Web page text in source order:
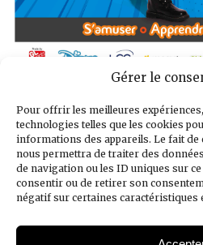
Gérer le
Pour offrir les meilleures
technologies telles que les cookies
informations des appareils. Le fait de
nous permettra de traiter des
de navigation ou les ID uniques sur
consentir ou de retirer son
négatif sur certaines caractéristiques